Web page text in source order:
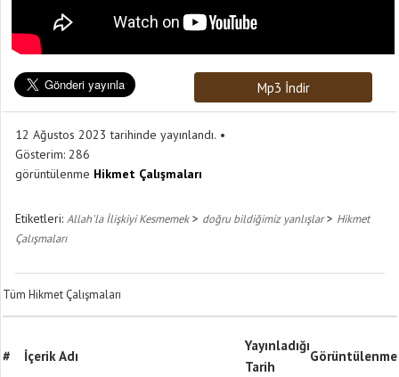
Mp3 İndir
12 Ağustos 2023 tarihinde yayınlandı.
Gösterim: 286
görüntülenme Hikmet Çalışmaları
Etiketleri: Allah'la İlişkiyi Kesmemek> doğru bildiğimiz yanlışlar> Hikmet
Çalışmaları
Tüm Hikmet Çalışmaları
# İçerik Adı
Yayınladığı
Tarih
Görüntülenme